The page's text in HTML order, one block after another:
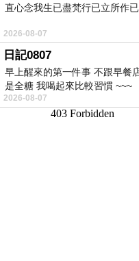
直心念我生已盡梵行已立所作
2026-08-07
日記0807
早上醒來的第一件事 不跟早餐
是全糖 我喝起來比較習慣 ~~~
2026-08-07